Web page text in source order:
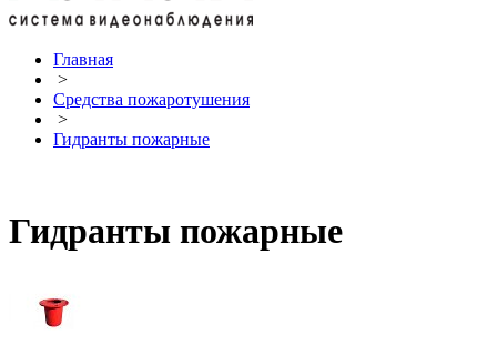
Главная
>
Средства пожаротушения
>
Гидранты пожарные
Гидранты пожарные